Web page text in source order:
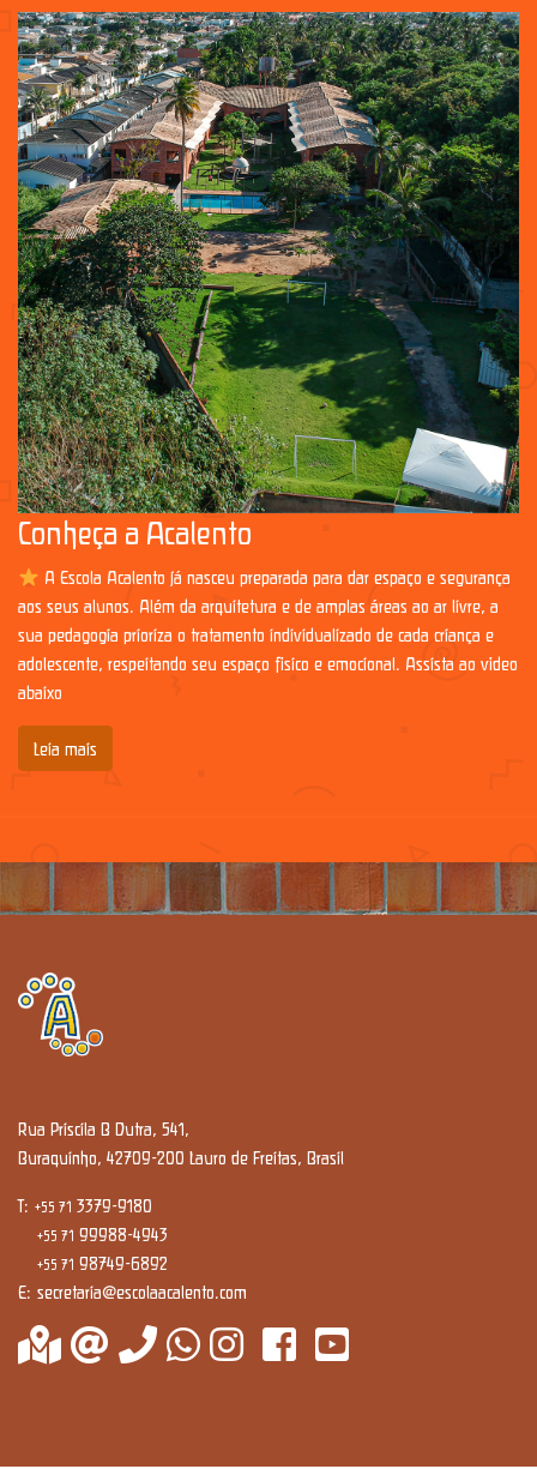
Conheça a Acalento
A Escola Acalento já nasceu preparada para dar espaço e segurança
aos seus alunos. Além da arquitetura e de amplas áreas ao ar livre, a
sua pedagogia prioriza o tratamento individualizado de cada criança e
adolescente, respeitando seu espaço físico e emocional. Assista ao vídeo
abaixo
Leia mais
Rua Priscila B Dutra, 541,
Buraquinho, 42709-200 Lauro de Freitas, Brasil
T: +55 71 3379-9180
+55 71 99988-4943
+55 71 98749-6892
E: secretaria@escolaacalento.com